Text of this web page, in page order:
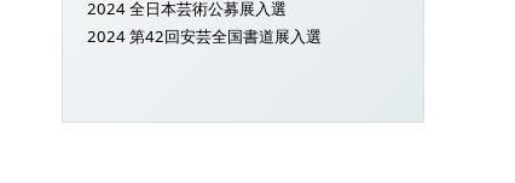
2024 全日本芸術公募展入選
2024 第42回安芸全国書道展入選